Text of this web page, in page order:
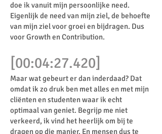
doe ik vanuit mijn persoonlijke need.
Eigenlijk de need van mijn ziel, de behoefte
van mijn ziel voor groei en bijdragen. Dus
voor Growth en Contribution.
[00:04:27.420]
Maar wat gebeurt er dan inderdaad? Dat
omdat ik zo druk ben met alles en met mijn
cliënten en studenten waar ik echt
optimaal van geniet. Begrijp me niet
verkeerd, ik vind het heerlijk om bij te
dragen op die manier. En mensen dus te